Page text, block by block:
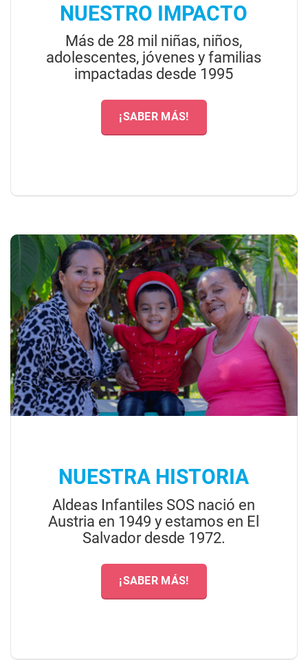
NUESTRO IMPACTO
Más de 28 mil niñas, niños,
adolescentes, jóvenes y familias
impactadas desde 1995
¡SABER MÁS!
NUESTRA HISTORIA
Aldeas Infantiles SOS nació en
Austria en 1949 y estamos en El
Salvador desde 1972.
¡SABER MÁS!